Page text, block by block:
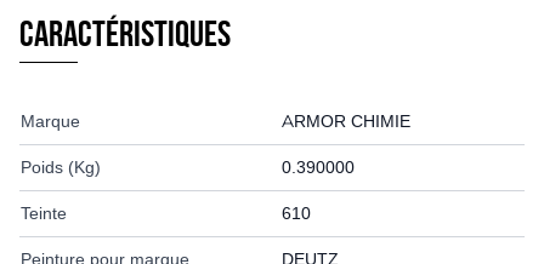
Piton d'attelage
Cabine tracteur
Barre de guidage
Support tracteur RAM MOUNTS
Caméra de recul
Rétroviseur
Tapis de sol
Caractéristiques
Marque ARMOR CHIMIE
Poids (Kg) 0.390000
Teinte 610
Peinture pour marque DEUTZ